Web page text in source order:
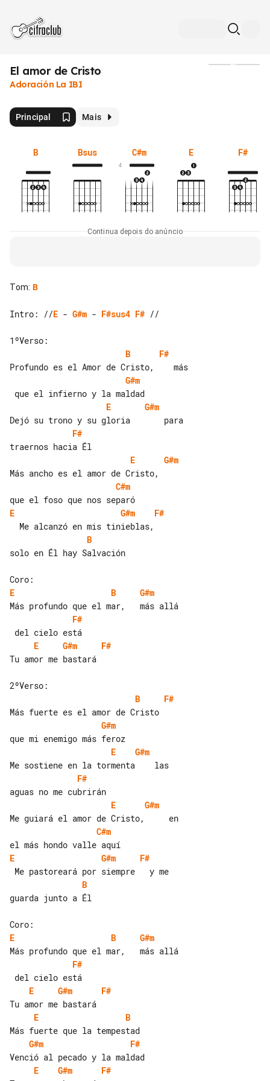
El amor de Cristo
Adoración La IBI
Principal Mais
B Bsus C#m
4
E F#
Continua depois do anúncio
Tom: B
Intro: //E - G#m - F#sus4 F# //
B
F#
G#m
E
G#m
F#
E
G#m
C#m
E
G#m
F#
B
solo en Él hay Salvación
E
B
G#m
F#
E
G#m
F#
Tu amor me bastará
B
F#
G#m
E
G#m
F#
E
G#m
C#m
E
G#m
F#
B
guarda junto a Él
E
B
G#m
F#
E
G#m
F#
E
B
G#m
F#
E
G#m
F#